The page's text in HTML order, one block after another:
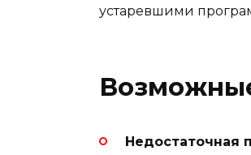
устаревшими
Недостаточная